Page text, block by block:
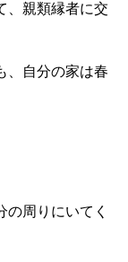
、親類縁者に交
、自分の家は春
周りにいてく